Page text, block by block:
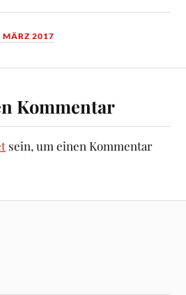
MÄRZ 2017
Kommentar
sein, um einen Kommentar